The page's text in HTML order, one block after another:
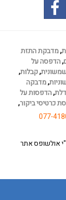
,מדבקת התזת
,הדפסה על
,קבלות,
,מדבקה
,הדפסות על
כרטיסי ביקור,
077-
אולשופסאתר